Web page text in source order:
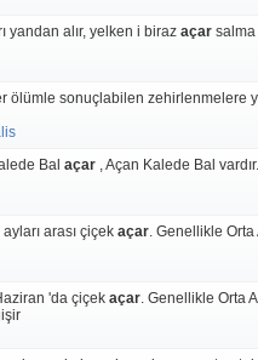
yandan alır, yelken i biraz açar salma
ölümle sonuçlabilen zehirlenmelere
Bal açar , Açan Kalede Bal
arası çiçek açar. Genellikle Orta
'da çiçek açar. Genellikle Orta